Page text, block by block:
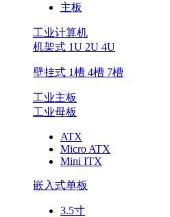
主板
工业计算机
机架式 1U 2U 4U
壁挂式 1槽 4槽 7槽
工业主板
工业母板
ATX
Micro ATX
Mini ITX
嵌入式单板
3.5寸